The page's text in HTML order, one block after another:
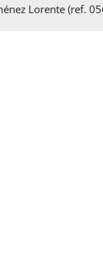
Lorente (ref.